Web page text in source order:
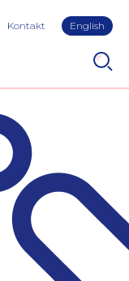
Kontakt English